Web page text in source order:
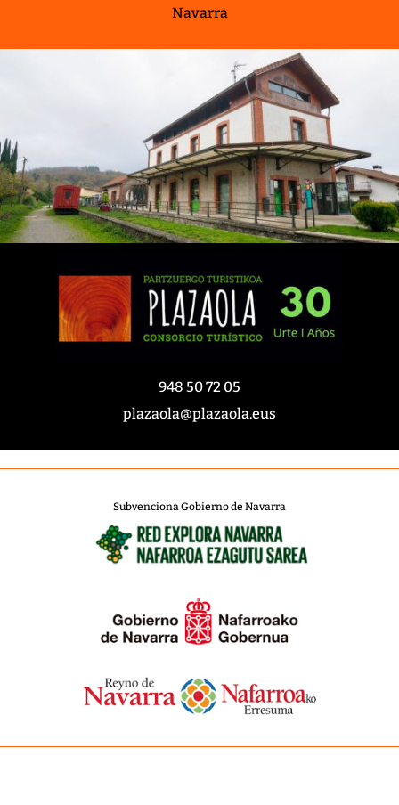
Navarra
948 50 72 05
plazaola@plazaola.eus
Subvenciona Gobierno de Navarra